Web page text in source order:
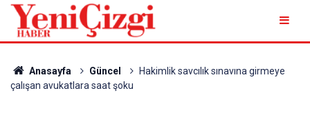
Anasayfa Güncel
Hakimlik savcılık sınavına girmeye
çalışan avukatlara saat şoku